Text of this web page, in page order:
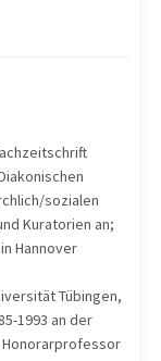
sozialen
Kuratorien an;
Hannover
Tübingen,
1993 an der
Honorarprofessor